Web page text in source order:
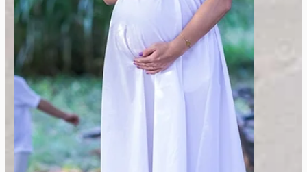
Vezi Galeria Foto